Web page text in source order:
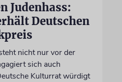
Judenhass:
Deutschen
nicht nur vor der
sich auch
Kulturrat würdigt